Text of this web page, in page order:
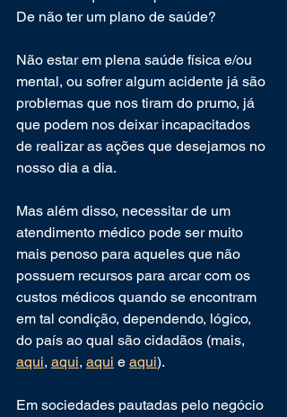
De não ter um plano de saúde?
Não estar em plena saúde física e/ou
mental, ou sofrer algum acidente já são
problemas que nos tiram do prumo, já
que podem nos deixar incapacitados
de realizar as ações que desejamos no
nosso dia a dia.
Mas além disso, necessitar de um
atendimento médico pode ser muito
mais penoso para aqueles que não
possuem recursos para arcar com os
custos médicos quando se encontram
em tal condição, dependendo, lógico,
do país ao qual são cidadãos (mais,
aqui, aqui, aqui e aqui).
Em sociedades pautadas pelo negócio